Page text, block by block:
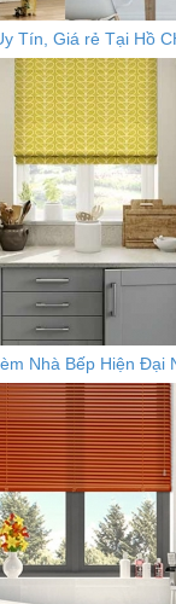
Tín, Giá rẻ Tại Hồ
Nhà Bếp Hiện Đại